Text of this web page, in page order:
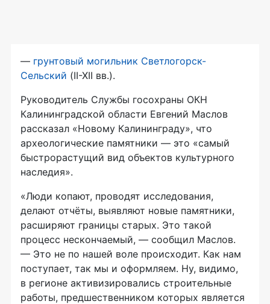
— грунтовый могильник Светлогорск-
Сельский (II-XII вв.).
Руководитель Службы госохраны ОКН
Калининградской области Евгений Маслов
рассказал «Новому Калининграду», что
археологические памятники — это «самый
быстрорастущий вид объектов культурного
наследия».
«Люди копают, проводят исследования,
делают отчёты, выявляют новые памятники,
расширяют границы старых. Это такой
процесс нескончаемый, — сообщил Маслов.
— Это не по нашей воле происходит. Как нам
поступает, так мы и оформляем. Ну, видимо,
в регионе активизировались строительные
работы, предшественником которых является